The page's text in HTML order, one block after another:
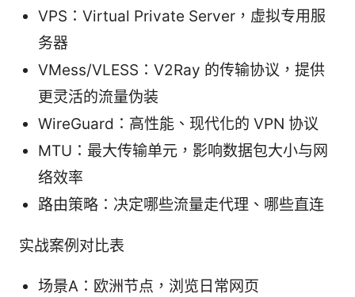
VPS：Virtual Private Server，虚拟专用服
务器
VMess/VLESS：V2Ray 的传输协议，提供
更灵活的流量伪装
WireGuard：高性能、现代化的 VPN 协议
MTU：最大传输单元，影响数据包大小与网
络效率
路由策略：决定哪些流量走代理、哪些直连
实战案例对比表
场景A：欧洲节点，浏览日常网页